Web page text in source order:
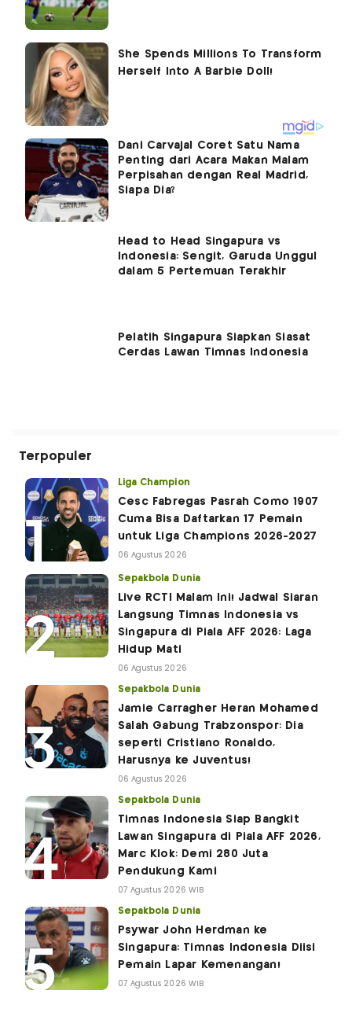
Dani Carvajal Coret Satu Nama
Penting dari Acara Makan Malam
Perpisahan dengan Real Madrid,
Siapa Dia?
Head to Head Singapura vs
Indonesia: Sengit, Garuda Unggul
dalam 5 Pertemuan Terakhir
Pelatih Singapura Siapkan Siasat
Cerdas Lawan Timnas Indonesia
Terpopuler
Liga Champion
Cesc Fabregas Pasrah Como 1907
Cuma Bisa Daftarkan 17 Pemain
untuk Liga Champions 2026-2027
06 Agustus 2026
Sepakbola Dunia
Live RCTI Malam Ini! Jadwal Siaran
Langsung Timnas Indonesia vs
Singapura di Piala AFF 2026: Laga
Hidup Mati
06 Agustus 2026
Sepakbola Dunia
Jamie Carragher Heran Mohamed
Salah Gabung Trabzonspor: Dia
seperti Cristiano Ronaldo,
Harusnya ke Juventus!
06 Agustus 2026
Sepakbola Dunia
Timnas Indonesia Siap Bangkit
Lawan Singapura di Piala AFF 2026,
Marc Klok: Demi 280 Juta
Pendukung Kami
07 Agustus 2026 WIB
Sepakbola Dunia
Psywar John Herdman ke
Singapura: Timnas Indonesia Diisi
Pemain Lapar Kemenangan!
07 Agustus 2026 WIB